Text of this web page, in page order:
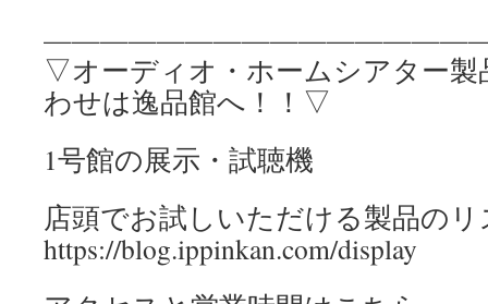
▽オーディオ・ホームシアター製
わせは逸品館へ！！▽
1号館の展示・試聴機
店頭でお試しいただける製品の
https://blog.ippinkan.com/display